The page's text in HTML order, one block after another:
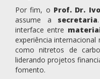
Por fim, o Prof. Dr.
assume a secretaria
interface entre
experiência
como nitretos de
liderando projetos
fomento.